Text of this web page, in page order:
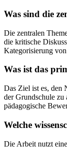
Was sind die
Die zentralen
die kritische
Kategorisierung
Was ist das
Das Ziel ist es, den
der Grundschule zu
pädagogische
Welche
Die Arbeit nutzt